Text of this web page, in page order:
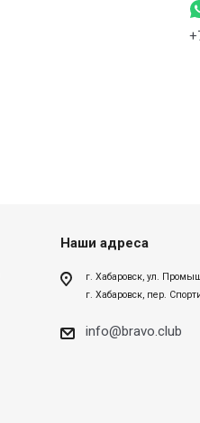
Наши адреса
г. Хабаровск, ул.
г. Хабаровск, пер.
info@bravo.club